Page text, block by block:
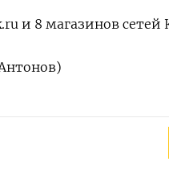
и 8 магазинов сетей